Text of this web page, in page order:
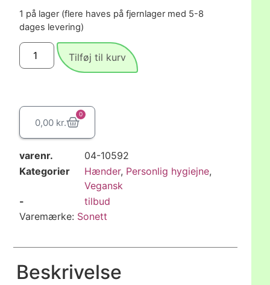
1 på lager (flere haves på fjernlager med 5-8
dages levering)
Tilføj til kurv
0,00 kr.
0
varenr.
04-10592
Kategorier
Hænder, Personlig hygiejne,
Vegansk
-
tilbud
Varemærke: Sonett
Beskrivelse